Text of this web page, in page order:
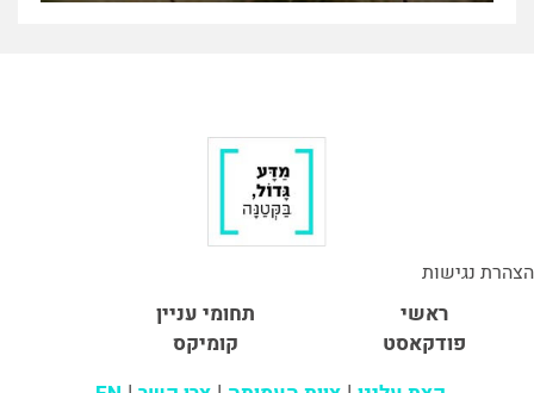
הצהרת נגישות
ראשי
תחומי עניין
פודקאסט
קומיקס